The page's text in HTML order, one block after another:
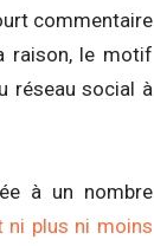
commentaire
raison, le motif
réseau social à
à un nombre
ni plus ni moins